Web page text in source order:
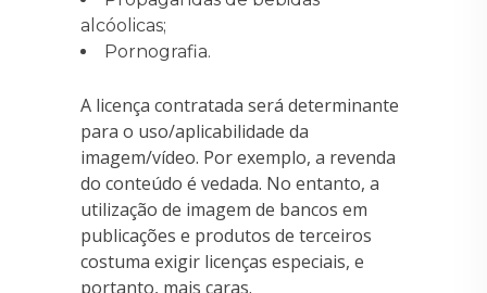
alcóolicas;
Pornografia.
A licença contratada será determinante
para o uso/aplicabilidade da
imagem/vídeo. Por exemplo, a revenda
do conteúdo é vedada. No entanto, a
utilização de imagem de bancos em
publicações e produtos de terceiros
costuma exigir licenças especiais, e
portanto, mais caras.